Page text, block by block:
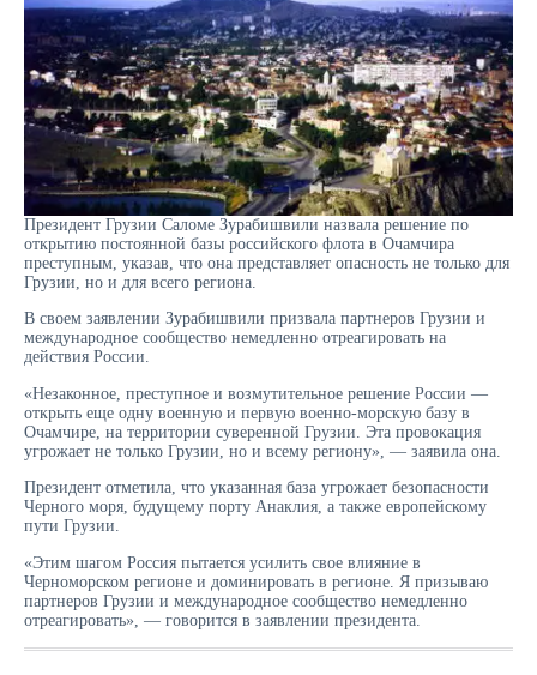
Президент Грузии Саломе Зурабишвили назвала решение по
открытию постоянной базы российского флота в Очамчира
преступным, указав, что она представляет опасность не только для
Грузии, но и для всего региона.
В своем заявлении Зурабишвили призвала партнеров Грузии и
международное сообщество немедленно отреагировать на
действия России.
«Незаконное, преступное и возмутительное решение России —
открыть еще одну военную и первую военно-морскую базу в
Очамчире, на территории суверенной Грузии. Эта провокация
угрожает не только Грузии, но и всему региону», — заявила она.
Президент отметила, что указанная база угрожает безопасности
Черного моря, будущему порту Анаклия, а также европейскому
пути Грузии.
«Этим шагом Россия пытается усилить свое влияние в
Черноморском регионе и доминировать в регионе. Я призываю
партнеров Грузии и международное сообщество немедленно
отреагировать», — говорится в заявлении президента.